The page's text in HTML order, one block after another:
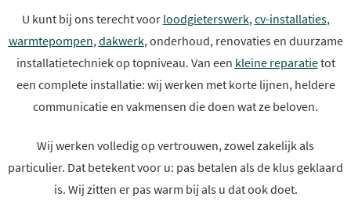
U kunt bij ons terecht voor loodgieterswerk,cv-installaties,
warmtepompen,dakwerk, onderhoud, renovaties en duurzame
installatietechniek op topniveau. Van een kleine reparatietot
een complete installatie: wij werken met korte lijnen, heldere
communicatie en vakmensen die doen wat ze beloven.
Wij werken volledig op vertrouwen, zowel zakelijk als
particulier. Dat betekent voor u: pas betalen als de klus geklaard
is. Wij zitten er pas warm bij als u dat ook doet.